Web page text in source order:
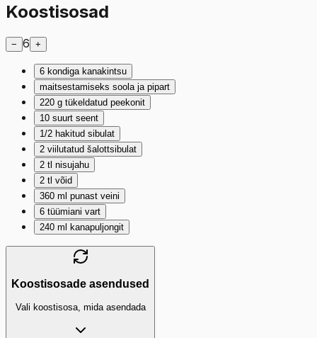
Koostisosad
− 6 +
6 kondiga kanakintsu
maitsestamiseks soola ja pipart
220 g tükeldatud peekonit
10 suurt seent
1/2 hakitud sibulat
2 viilutatud šalottsibulat
2 tl nisujahu
2 tl võid
360 ml punast veini
6 tüümiani vart
240 ml kanapuljongit
Koostisosade asendused
Vali koostisosa, mida asendada